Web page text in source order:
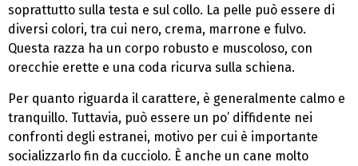
soprattutto sulla testa e sul collo. La pelle può essere di
diversi colori, tra cui nero, crema, marrone e fulvo.
Questa razza ha un corpo robusto e muscoloso, con
orecchie erette e una coda ricurva sulla schiena.
Per quanto riguarda il carattere, è generalmente calmo e
tranquillo. Tuttavia, può essere un po’ diffidente nei
confronti degli estranei, motivo per cui è importante
socializzarlo fin da cucciolo. È anche un cane molto